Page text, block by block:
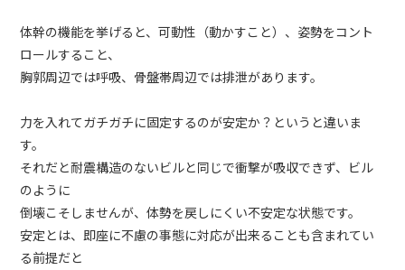
体幹の機能を挙げると、可動性（動かすこと）、姿勢をコント
ロールすること、
胸郭周辺では呼吸、骨盤帯周辺では排泄があります。
力を入れてガチガチに固定するのが安定か？というと違いま
す。
それだと耐震構造のないビルと同じで衝撃が吸収できず、ビル
のように
倒壊こそしませんが、体勢を戻しにくい不安定な状態です。
安定とは、即座に不慮の事態に対応が出来ることも含まれてい
る前提だと